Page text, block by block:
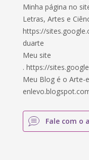
Minha página no
Letras, Artes e
https://
duarte
Meu site
. https://
Meu Blog é o Arte-
Fale com o